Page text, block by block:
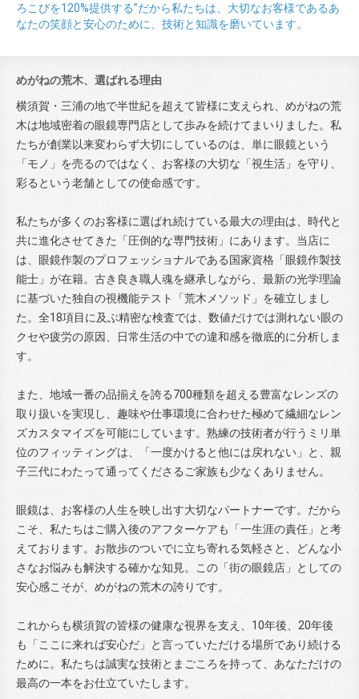
ろこびを120%提供する”だから私たちは、大切なお客様であるあ
なたの笑顔と安心のために、技術と知識を磨いています。
めがねの荒木、選ばれる理由
横須賀・三浦の地で半世紀を超えて皆様に支えられ、めがねの荒
木は地域密着の眼鏡専門店として歩みを続けてまいりました。私
たちが創業以来変わらず大切にしているのは、単に眼鏡という
「モノ」を売るのではなく、お客様の大切な「視生活」を守り、
彩るという老舗としての使命感です。
私たちが多くのお客様に選ばれ続けている最大の理由は、時代と
共に進化させてきた「圧倒的な専門技術」にあります。当店に
は、眼鏡作製のプロフェッショナルである国家資格「眼鏡作製技
能士」が在籍。古き良き職人魂を継承しながら、最新の光学理論
に基づいた独自の視機能テスト「荒木メソッド」を確立しまし
た。全18項目に及ぶ精密な検査では、数値だけでは測れない眼の
クセや疲労の原因、日常生活の中での違和感を徹底的に分析しま
す。
また、地域一番の品揃えを誇る700種類を超える豊富なレンズの
取り扱いを実現し、趣味や仕事環境に合わせた極めて繊細なレン
ズカスタマイズを可能にしています。熟練の技術者が行うミリ単
位のフィッティングは、「一度かけると他には戻れない」と、親
子三代にわたって通ってくださるご家族も少なくありません。
眼鏡は、お客様の人生を映し出す大切なパートナーです。だから
こそ、私たちはご購入後のアフターケアも「一生涯の責任」と考
えております。お散歩のついでに立ち寄れる気軽さと、どんな小
さなお悩みも解決する確かな知見。この「街の眼鏡店」としての
安心感こそが、めがねの荒木の誇りです。
これからも横須賀の皆様の健康な視界を支え、10年後、20年後
も「ここに来れば安心だ」と言っていただける場所であり続ける
ために。私たちは誠実な技術とまごころを持って、あなただけの
最高の一本をお仕立ていたします。